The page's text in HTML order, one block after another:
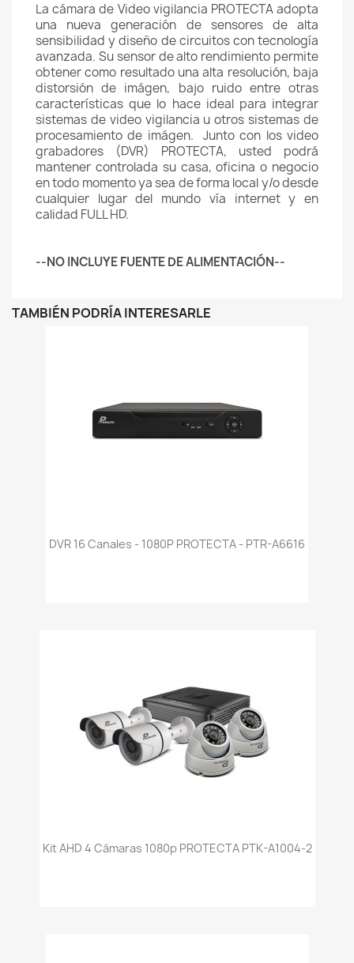
La cámara de Video vigilancia PROTECTA adopta
una nueva generación de sensores de alta
sensibilidad y diseño de circuitos con tecnología
avanzada. Su sensor de alto rendimiento permite
obtener como resultado una alta resolución, baja
distorsión de imágen, bajo ruido entre otras
características que lo hace ideal para integrar
sistemas de video vigilancia u otros sistemas de
procesamiento de imágen. Junto con los video
grabadores (DVR) PROTECTA, usted podrá
mantener controlada su casa, oficina o negocio
en todo momento ya sea de forma local y/o desde
cualquier lugar del mundo vía internet y en
calidad FULL HD.
--NO INCLUYE FUENTE DE ALIMENTACIÓN--
TAMBIÉN PODRÍA INTERESARLE
DVR 16 Canales - 1080P PROTECTA - PTR-A6616
Kit AHD 4 Cámaras 1080p PROTECTA PTK-A1004-2